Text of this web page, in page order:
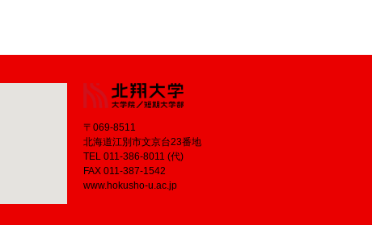
〒069-8511
北海道江別市文京台23番地
TEL 011-386-8011 (代)
FAX 011-387-1542
www.hokusho-u.ac.jp